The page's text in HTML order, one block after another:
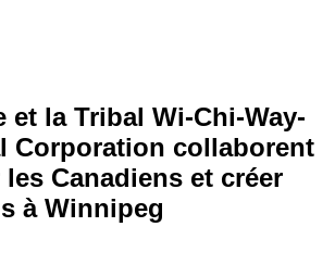
et la Tribal Wi-Chi-Way-
Corporation collaborent
Canadiens et créer
à Winnipeg